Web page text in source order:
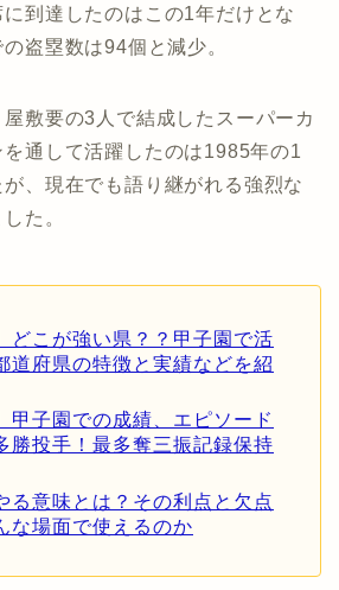
到達したのはこの1年だけとな
盗塁数は94個と減少。
敷要の3人で結成したスーパーカ
通して活躍したのは1985年の1
、現在でも語り継がれる強烈な
た。
どこが強い県？？甲子園で活
道府県の特徴と実績などを紹
甲子園での成績、エピソード
勝投手！最多奪三振記録保持
る意味とは？その利点と欠点
な場面で使えるのか